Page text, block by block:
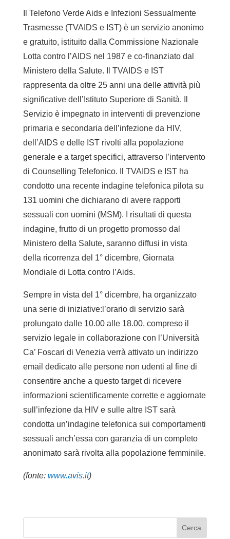
Il Telefono Verde Aids e Infezioni Sessualmente
Trasmesse (TVAIDS e IST) è un servizio anonimo
e gratuito, istituito dalla Commissione Nazionale
Lotta contro l’AIDS nel 1987 e co-finanziato dal
Ministero della Salute. Il TVAIDS e IST
rappresenta da oltre 25 anni una delle attività più
significative dell’Istituto Superiore di Sanità. Il
Servizio è impegnato in interventi di prevenzione
primaria e secondaria dell’infezione da HIV,
dell’AIDS e delle IST rivolti alla popolazione
generale e a target specifici, attraverso l’intervento
di Counselling Telefonico. Il TVAIDS e IST ha
condotto una recente indagine telefonica pilota su
131 uomini che dichiarano di avere rapporti
sessuali con uomini (MSM). I risultati di questa
indagine, frutto di un progetto promosso dal
Ministero della Salute, saranno diffusi in vista
della ricorrenza del 1° dicembre, Giornata
Mondiale di Lotta contro l’Aids.
Sempre in vista del 1° dicembre, ha organizzato
una serie di iniziative:l’orario di servizio sarà
prolungato dalle 10.00 alle 18.00, compreso il
servizio legale in collaborazione con l’Università
Ca’ Foscari di Venezia verrà attivato un indirizzo
email dedicato alle persone non udenti al fine di
consentire anche a questo target di ricevere
informazioni scientificamente corrette e aggiornate
sull’infezione da HIV e sulle altre IST sarà
condotta un’indagine telefonica sui comportamenti
sessuali anch’essa con garanzia di un completo
anonimato sarà rivolta alla popolazione femminile.
(fonte: www.avis.it)